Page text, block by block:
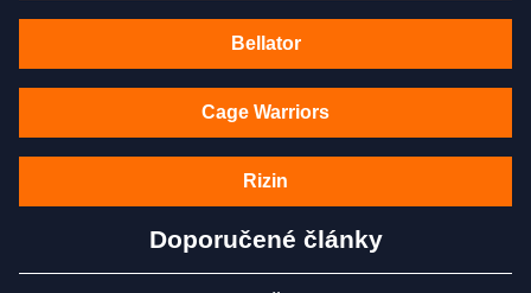
Bellator
Cage Warriors
Rizin
Doporučené články